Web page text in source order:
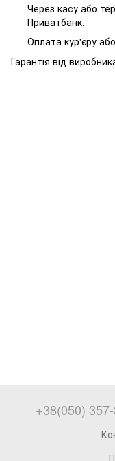
Через касу або
Приватбанк.
Оплата кур'єру
Гарантія від
+38(050)